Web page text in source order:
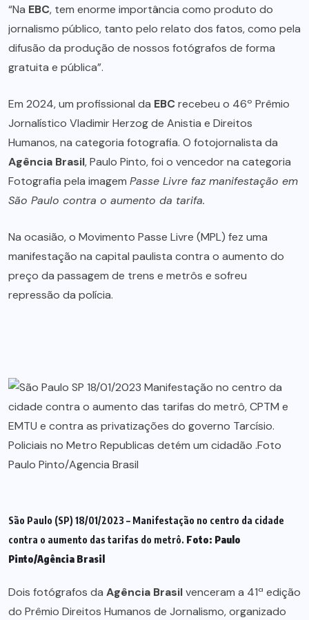
“Na EBC, tem enorme importância como produto do
jornalismo público, tanto pelo relato dos fatos, como pela
difusão da produção de nossos fotógrafos de forma
gratuita e pública”.
Em 2024, um profissional da EBCrecebeu o 46º Prêmio
Jornalístico Vladimir Herzog de Anistia e Direitos
Humanos, na categoria fotografia. O fotojornalista da
Agência Brasil, Paulo Pinto, foi o vencedor na categoria
Fotografia pela imagem Passe Livre faz manifestação em
São Paulo contra o aumento da tarifa.
Na ocasião, o Movimento Passe Livre (MPL) fez uma
manifestação na capital paulista contra o aumento do
preço da passagem de trens e metrôs e sofreu
repressão da polícia.
São Paulo (SP) 18/01/2023 – Manifestação no centro da cidade
contra o aumento das tarifas do metrô. Foto: Paulo
Pinto/Agência Brasil
Dois fotógrafos da Agência Brasilvenceram a 41ª edição
do Prêmio Direitos Humanos de Jornalismo, organizado